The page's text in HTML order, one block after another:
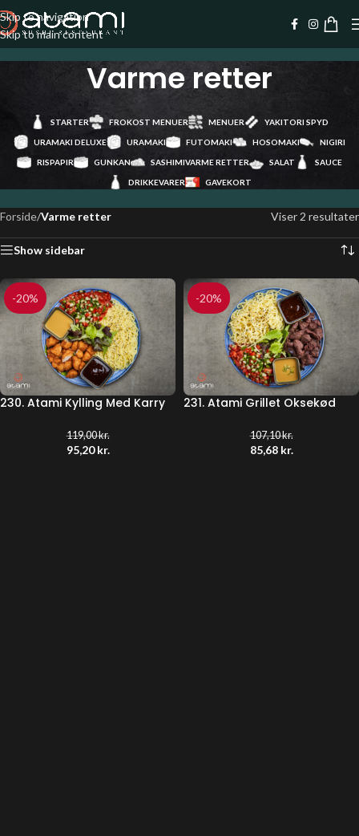
Skip to navigation
Skip to main content
Varme retter
STARTER FROKOST MENUER MENUER YAKITORI SPYD
URAMAKI DELUXE URAMAKI FUTOMAKI HOSOMAKI NIGIRI
RISPAPIR GUNKAN SASHIMIVARME RETTER SALAT SAUCE
DRIKKEVARER GAVEKORT
Forside/Varme retter Viser 2 resultater
Show sidebar
-20%
230. Atami Kylling Med Karry
119,00kr.
95,20kr.
-20%
231. Atami Grillet Oksekød
107,10kr.
85,68 kr.